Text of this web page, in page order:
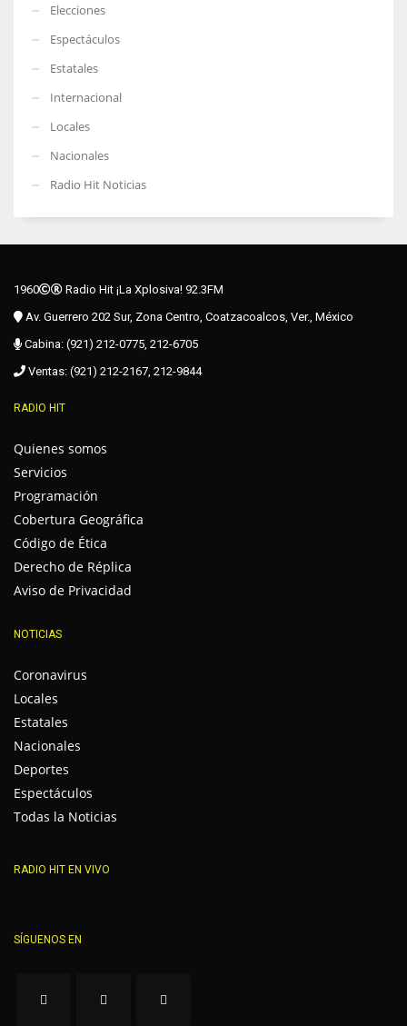
Elecciones
Espectáculos
Estatales
Internacional
Locales
Nacionales
Radio Hit Noticias
1960
Radio Hit ¡La Xplosiva! 92.3FM
Av. Guerrero 202 Sur, Zona Centro, Coatzacoalcos, Ver., México
Cabina: (921) 212-0775, 212-6705
Ventas: (921) 212-2167, 212-9844
RADIO HIT
Quienes somos
Servicios
Programación
Cobertura Geográfica
Código de Ética
Derecho de Réplica
Aviso de Privacidad
NOTICIAS
Coronavirus
Locales
Estatales
Nacionales
Deportes
Espectáculos
Todas la Noticias
RADIO HIT EN VIVO
SÍGUENOS EN